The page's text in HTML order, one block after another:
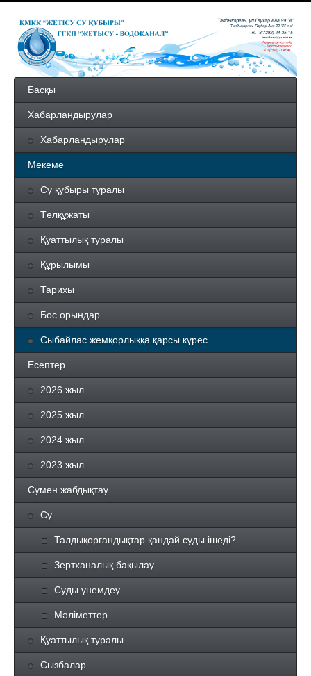
Басқы
Хабарландырулар
Хабарландырулар
Мекеме
Су қубыры туралы
Төлқұжаты
Қуаттылық туралы
Құрылымы
Тарихы
Бос орындар
Сыбайлас жемқорлыққа қарсы күрес
Есептер
2026 жыл
2025 жыл
2024 жыл
2023 жыл
Сумен жабдықтау
Су
Талдықорғандықтар қандай суды ішеді?
Зертханалық бақылау
Суды үнемдеу
Мәліметтер
Қуаттылық туралы
Сызбалар